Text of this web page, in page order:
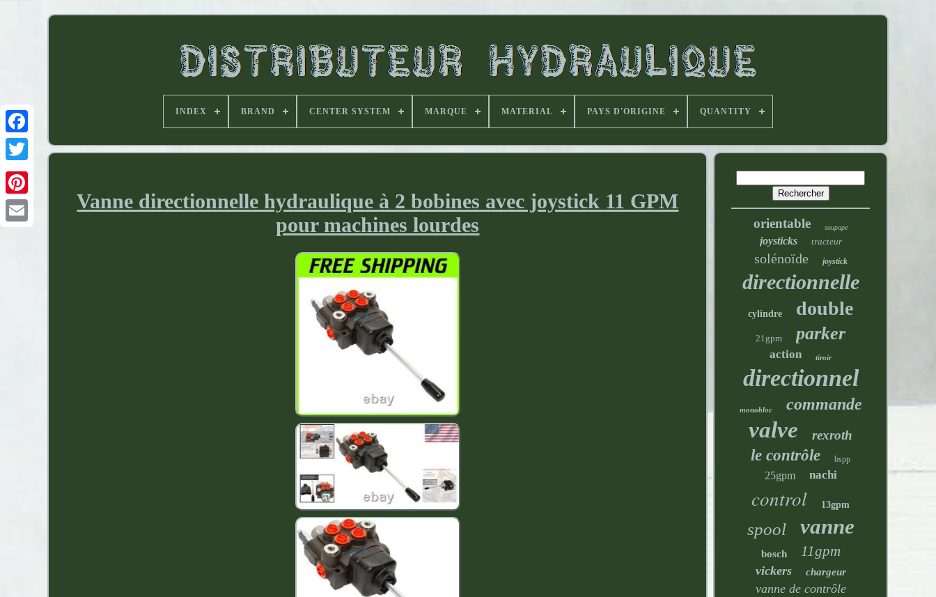
INDEX BRAND CENTER SYSTEM MARQUE MATERIAL PAYS D'ORIGINE QUANTITY
Vanne directionnelle hydraulique à 2 bobines avec joystick 11 GPM
pour machines lourdes
orientable soupape
joysticks tracteur
solénoïde joystick
directionnelle
cylindre double
21gpm parker
action tiroir
directionnel
monobloc commande
valve rexroth
le contrôle bspp
25gpm nachi
control 13gpm
spool vanne
bosch 11gpm
vickers chargeur
vanne de contrôle